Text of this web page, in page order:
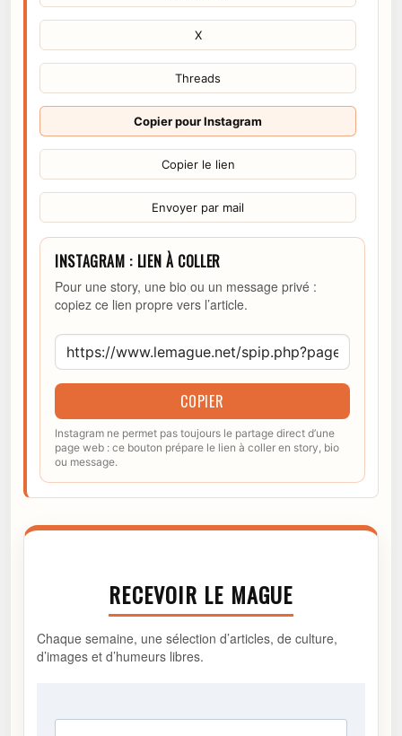
X
Threads
Copier pour Instagram
Copier le lien
Envoyer par mail
INSTAGRAM : LIEN À COLLER
Pour une story, une bio ou un message privé :
copiez ce lien propre vers l’article.
COPIER
Instagram ne permet pas toujours le partage direct d’une
page web : ce bouton prépare le lien à coller en story, bio
ou message.
RECEVOIR LE MAGUE
Chaque semaine, une sélection d’articles, de culture,
d’images et d’humeurs libres.